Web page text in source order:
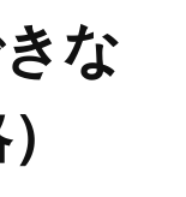
な
）